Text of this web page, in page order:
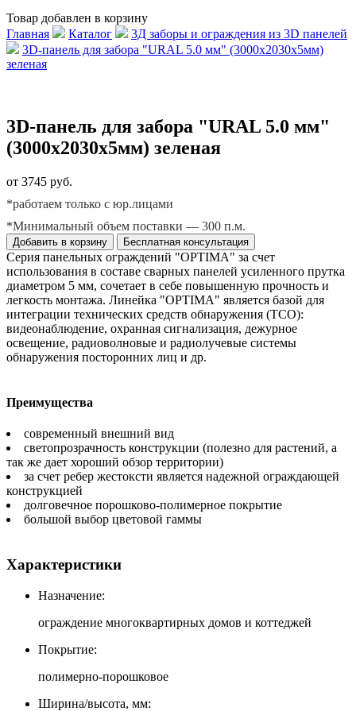
Товар добавлен в корзину
Главная
Каталог
3Д заборы и ограждения из 3D панелей
3D-панель для забора "URAL 5.0 мм" (3000х2030х5мм)
зеленая
3D-панель для забора "URAL 5.0 мм"
(3000х2030х5мм) зеленая
от 3745 руб.
*работаем только с юр.лицами
*Минимальный объем поставки — 300 п.м.
Добавить в корзину Бесплатная консультация
Серия панельных ограждений "OPTIMA" за счет
использования в составе сварных панелей усиленного прутка
диаметром 5 мм, сочетает в себе повышенную прочность и
легкость монтажа. Линейка "OPTIMA" является базой для
интеграции технических средств обнаружения (ТСО):
видеонаблюдение, охранная сигнализация, дежурное
освещение, радиоволновые и радиолучевые системы
обнаружения посторонних лиц и др.
Преимущества
современный внешний вид
светопрозрачность конструкции (полезно для растений, а
так же дает хороший обзор территории)
за счет ребер жестоксти является надежной ограждающей
конструкцией
долговечное порошково-полимерное покрытие
большой выбор цветовой гаммы
Характеристики
Назначение:
ограждение многоквартирных домов и коттеджей
Покрытие:
полимерно-порошковое
Ширина/высота, мм: